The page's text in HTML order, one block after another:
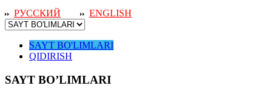
РУССКИЙ
ENGLISH
SAYT BO'LIMLARI
QIDIRISH
SAYT BO’LIMLARI